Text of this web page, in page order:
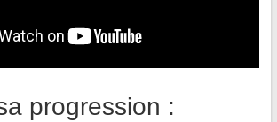
progression :